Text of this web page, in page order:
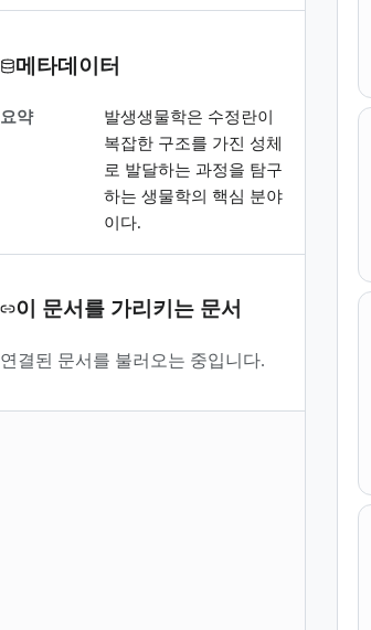
메타데이터
요약
발생생물학은 수정란이
복잡한 구조를 가진 성체
로 발달하는 과정을 탐구
하는 생물학의 핵심 분야
이다.
이 문서를 가리키는 문서
연결된 문서를 불러오는 중입니다.